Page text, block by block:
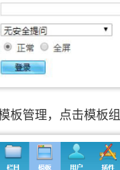
板管理，点击模板组